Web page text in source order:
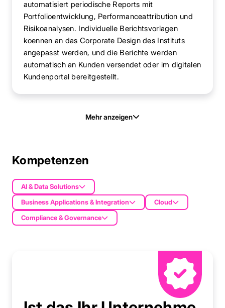
automatisiert periodische Reports mit
Portfolioentwicklung, Performanceattribution und
Risikoanalysen. Individuelle Berichtsvorlagen
koennen an das Corporate Design des Instituts
angepasst werden, und die Berichte werden
automatisch an Kunden versendet oder im digitalen
Kundenportal bereitgestellt.
Mehr anzeigen
Kompetenzen
AI & Data Solutions
Business Applications & Integration
Cloud
Compliance & Governance